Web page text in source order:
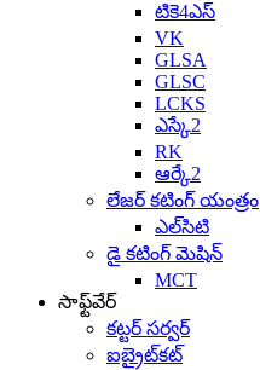
టికె4ఎస్
VK
GLSA
GLSC
LCKS
ఎస్కే2
RK
ఆర్కే2
లేజర్ కటింగ్ యంత్రం
ఎల్‌సిటి
డై కటింగ్ మెషిన్
MCT
సాఫ్ట్‌వేర్
కట్టర్ సర్వర్
ఐబ్రైట్‌కట్